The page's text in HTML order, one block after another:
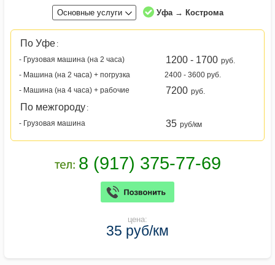
Основные услуги Уфа → Кострома
По Уфе :
- Грузовая машина (на 2 часа)
1200 - 1700 руб.
- Машина (на 2 часа) + погрузка
2400 - 3600 руб.
- Машина (на 4 часа) + рабочие
7200 руб.
По межгороду :
- Грузовая машина
35 руб/км
цена:
35 руб/км